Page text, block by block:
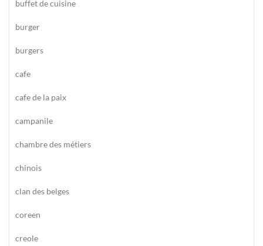
buffet de cuisine
burger
burgers
cafe
cafe de la paix
campanile
chambre des métiers
chinois
clan des belges
coreen
creole